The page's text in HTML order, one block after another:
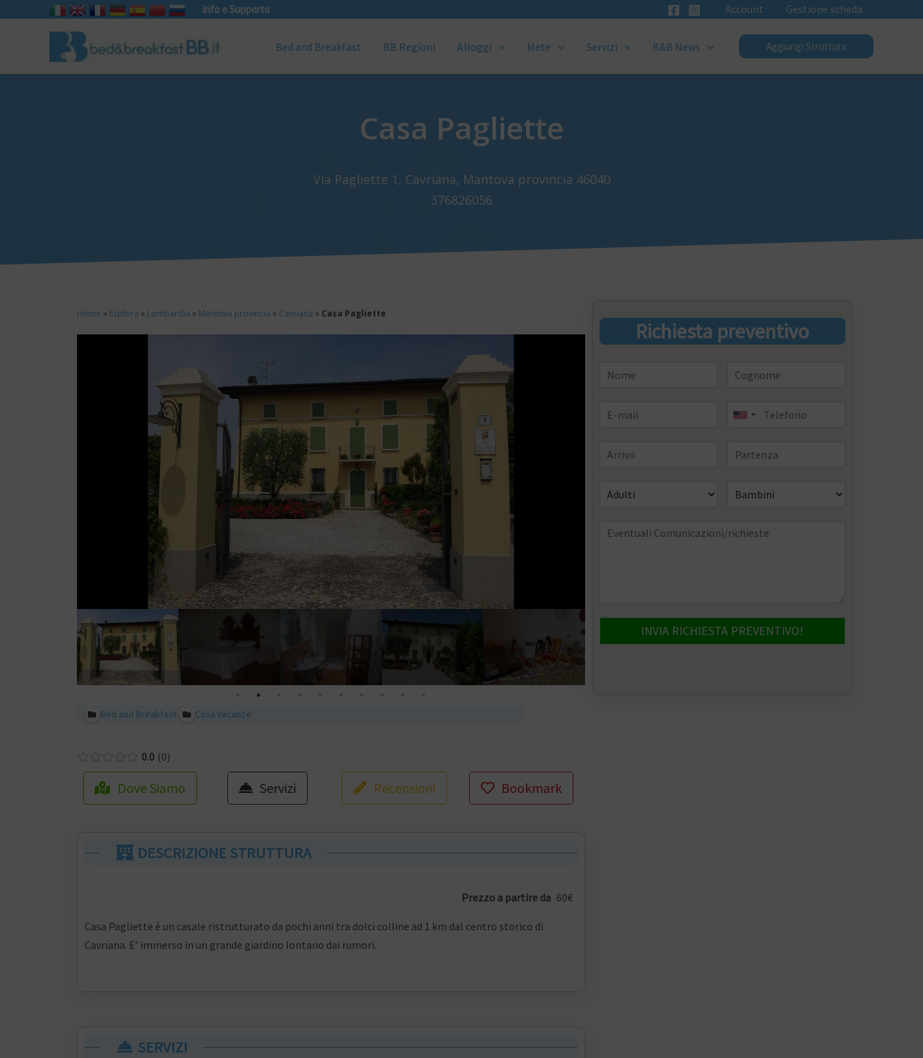
info e Supporto Account Gestione scheda
Bed and Breakfast BB Regioni Alloggi Mete Servizi B&B News Aggiungi Struttura
Casa Pagliette
Via Pagliette 1, Cavriana, Mantova provincia 46040
376826056
Home » Esplora » Lombardia » Mantova provincia » Cavriana » Casa Pagliette
Bed and Breakfast Casa Vacanze
0.0 0
Dove Siamo Servizi Recensioni Bookmark
DESCRIZIONE STRUTTURA
Prezzo a partire da 60€
Casa Pagliette è un casale ristrutturato da pochi anni tra dolci colline ad 1 km dal centro storico di
Cavriana. E’ immerso in un grande giardino lontano dai rumori.
SERVIZI
Richiesta preventivo
INVIA RICHIESTA PREVENTIVO!